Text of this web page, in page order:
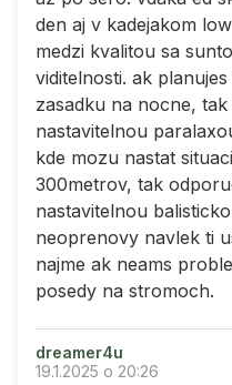
den aj v kadejakom
medzi kvalitou sa
viditelnosti. ak
zasadku na nocne,
nastavitelnou
kde mozu nastat
300metrov, tak
nastavitelnou
neoprenovy navlek ti
najme ak neams
posedy na stromoch.
dreamer4u
19.1.2025 o 20:26